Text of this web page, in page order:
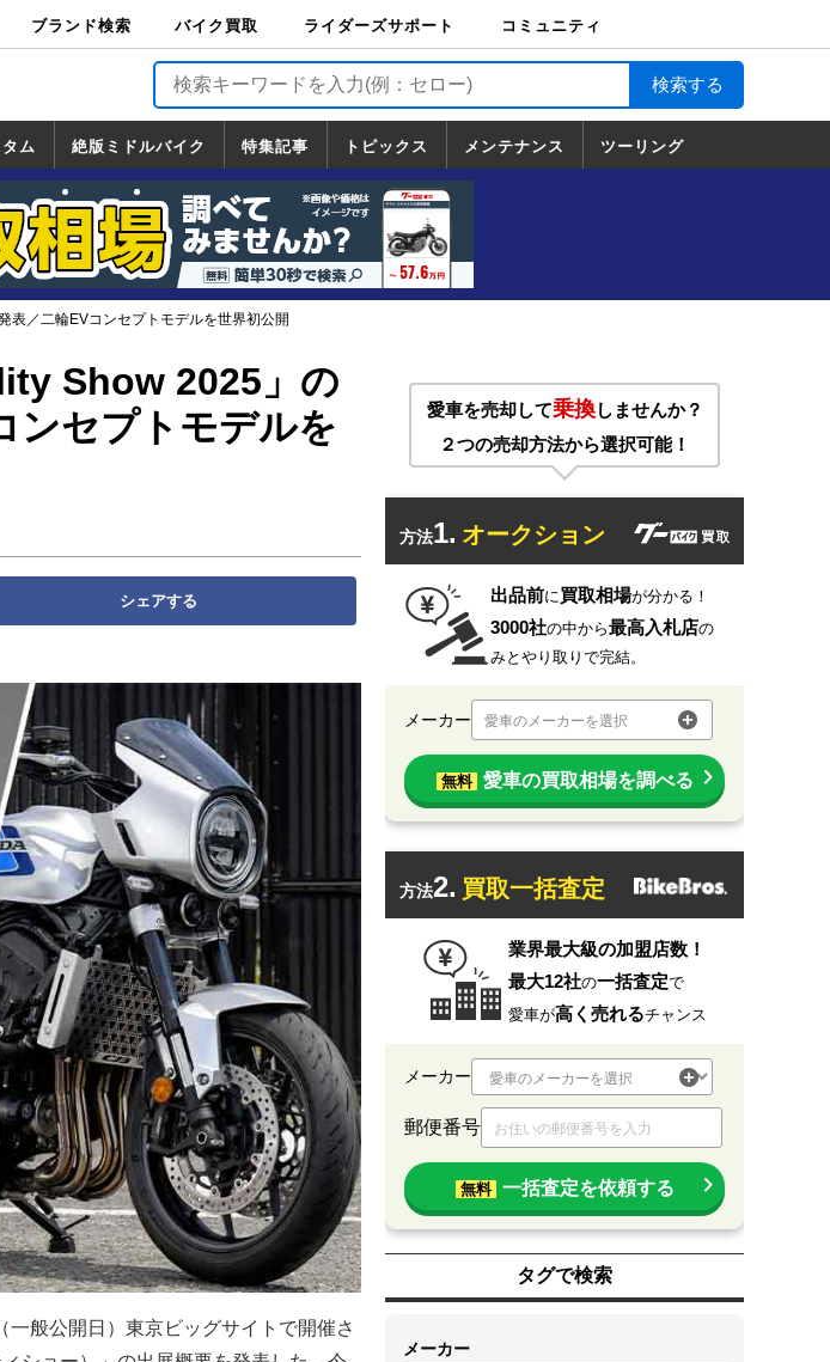
ブランド検索 バイク買取
バイク買取
ライダーズサポート
ライダーズサポート
TOP
バイク輸送
バイクガレージライ
フ
バイク車両保険
ロードサービス
バイク試乗
コミュニティ
ム
ム
キ
絶版ミドルバイク
絶版ミドルバイク
一覧
ホンダ
ヤマハ
スズキ
カワサキ
特集記事 トピックス
トピックス
一覧
ホンダ
ヤマハ
スズキ
カワサキ
ハーレーダ
ビッドソン
BMW
ドゥカティ
トライアン
フ
メンテナンス ツーリング
道の駅調査隊
ツーリング情報局
日本の道50選
国道めぐり
林道ツーリング
表／二輪EVコンセプトモデルを世界初公開
Show 2025」の
ンセプトモデルを
シェアする
般公開日）東京ビッグサイトで開催さ
愛車を売却して乗換しませんか？
２つの売却方法から選択可能！
方法1. オークション
出品前に買取相場が分かる！
3000社の中から最高入札店の
みとやり取りで完結。
メーカー 愛車のメーカーを選択
無料 愛車の買取相場を調べる
方法2. 買取一括査定
業界最大級の加盟店数！
最大12社の一括査定で
愛車が高く売れるチャンス
メーカー
郵便番号
無料 一括査定を依頼する
タグで検索
メーカー